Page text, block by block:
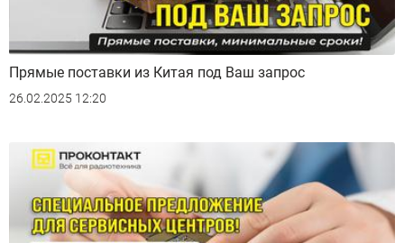
Прямые поставки из Китая под Ваш запрос
26.02.2025 12:20